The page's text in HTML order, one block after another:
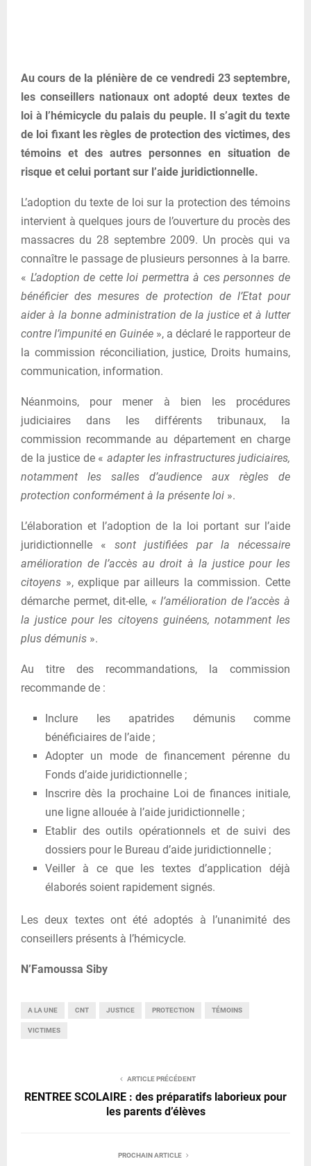
Au cours de la plénière de ce vendredi 23 septembre,
les conseillers nationaux ont adopté deux textes de
loi à l’hémicycle du palais du peuple. Il s’agit du texte
de loi fixant les règles de protection des victimes, des
témoins et des autres personnes en situation de
risque et celui portant sur l’aide juridictionnelle.
L’adoption du texte de loi sur la protection des témoins
intervient à quelques jours de l’ouverture du procès des
massacres du 28 septembre 2009. Un procès qui va
connaître le passage de plusieurs personnes à la barre.
« L’adoption de cette loi permettra à ces personnes de
bénéficier des mesures de protection de l’Etat pour
aider à la bonne administration de la justice et à lutter
contre l’impunité en Guinée », a déclaré le rapporteur de
la commission réconciliation, justice, Droits humains,
communication, information.
Néanmoins, pour mener à bien les procédures
judiciaires dans les différents tribunaux, la
commission recommande au département en charge
de la justice de « adapter les infrastructures judiciaires,
notamment les salles d’audience aux règles de
protection conformément à la présente loi ».
L’élaboration et l’adoption de la loi portant sur l’aide
juridictionnelle « sont justifiées par la nécessaire
amélioration de l’accès au droit à la justice pour les
citoyens », explique par ailleurs la commission. Cette
démarche permet, dit-elle, «l’amélioration de l’accès à
la justice pour les citoyens guinéens, notamment les
plus démunis ».
Au titre des recommandations, la commission
recommande de :
Inclure les apatrides démunis comme
bénéficiaires de l’aide ;
Adopter un mode de financement pérenne du
Fonds d’aide juridictionnelle ;
Inscrire dès la prochaine Loi de finances initiale,
une ligne allouée à l’aide juridictionnelle ;
Etablir des outils opérationnels et de suivi des
dossiers pour le Bureau d’aide juridictionnelle ;
Veiller à ce que les textes d’application déjà
élaborés soient rapidement signés.
Les deux textes ont été adoptés à l’unanimité des
conseillers présents à l’hémicycle.
N’Famoussa Siby
A LA UNE CNT JUSTICE PROTECTION TÉMOINS
VICTIMES
ARTICLE PRÉCÉDENT
RENTREE SCOLAIRE : des préparatifs laborieux pour
les parents d’élèves
PROCHAIN ARTICLE